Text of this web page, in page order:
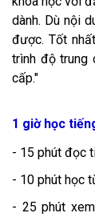
dành. Dù nội
được. Tốt
trình độ trung
cấp."
1 giờ học
- 15 phút đọc
- 10 phút học
- 25 phút